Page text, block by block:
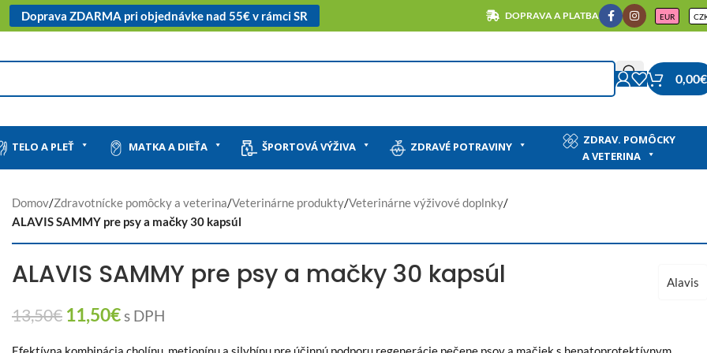
Doprava ZDARMA pri objednávke nad 55€ v rámci SR DOPRAVA A PLATBA EUR
0,00€
TELO A PLEŤ MATKA A DIEŤA ŠPORTOVÁ VÝŽIVA ZDRAVÉ POTRAVINY
ZDRAV. POMÔCKY
A VETERINA
Domov/Zdravotnícke pomôcky a veterina/Veterinárne produkty/Veterinárne výživové doplnky/
ALAVIS SAMMY pre psy a mačky 30 kapsúl
ALAVIS SAMMY pre psy a mačky 30 kapsúl Alavis
13,50€ 11,50€s DPH